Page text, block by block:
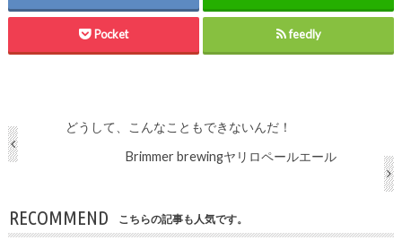
Pocket feedly
どうして、こんなこともできないんだ！
Brimmer brewingヤリロペールエール
RECOMMEND こちらの記事も人気です。